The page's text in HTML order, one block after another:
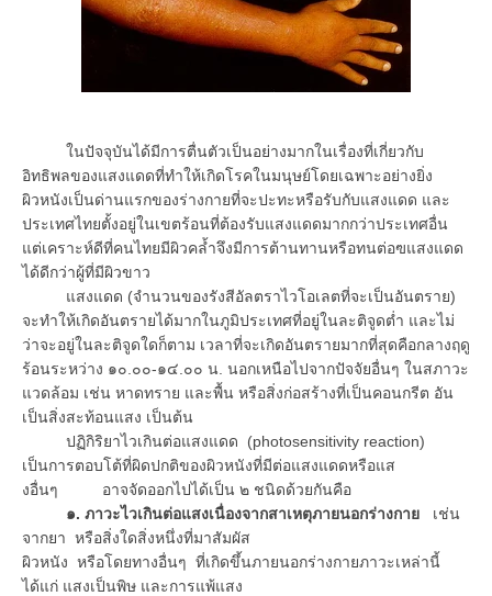
ในปัจจุบันได้มีการตื่นตัวเป็นอย่างมากในเรื่องที่เกี่ยวกับ
อิทธิพลของแสงแดดที่ทำให้เกิดโรคในมนุษย์โดยเฉพาะอย่างยิ่ง
ผิวหนังเป็นด่านแรกของร่างกายที่จะปะทะหรือรับกับแสงแดด และ
ประเทศไทยตั้งอยู่ในเขตร้อนที่ต้องรับแสงแดดมากกว่าประเทศอื่น
แต่เคราะห์ดีที่คนไทยมีผิวคล้ำจึงมีการต้านทานหรือทนต่อฃแสงแดด
ได้ดีกว่าผู้ที่มีผิวขาว
แสงแดด (จำนวนของรังสีอัลตราไวโอเลตที่จะเป็นอันตราย)
จะทำให้เกิดอันตรายได้มากในภูมิประเทศที่อยู่ในละติจูดต่ำ และไม่
ว่าจะอยู่ในละติจูดใดก็ตาม เวลาที่จะเกิดอันตรายมากที่สุดคือกลางฤดู
ร้อนระหว่าง ๑๐.๐๐-๑๔.๐๐ น. นอกเหนือไปจากปัจจัยอื่นๆ ในสภาวะ
แวดล้อม เช่น หาดทราย และพื้น หรือสิ่งก่อสร้างที่เป็นคอนกรีต อัน
เป็นสิ่งสะท้อนแสง เป็นต้น
ปฏิกิริยาไวเกินต่อแสงแดด (photosensitivity reaction)
เป็นการตอบโต้ที่ผิดปกติของผิวหนังที่มีต่อแสงแดดหรือแส
งอื่นๆ อาจจัดออกไปได้เป็น ๒ ชนิดด้วยกันคือ
๑. ภาวะไวเกินต่อแสงเนื่องจากสาเหตุภายนอกร่างกาย เช่น
จากยา หรือสิ่งใดสิ่งหนึ่งที่มาสัมผัส
ผิวหนัง หรือโดยทางอื่นๆ ที่เกิดขึ้นภายนอกร่างกายภาวะเหล่านี้
ได้แก่ แสงเป็นพิษ และการแพ้แสง